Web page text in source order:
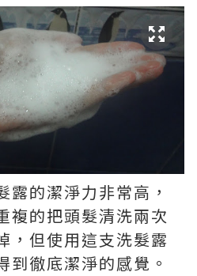
露的潔淨力非常高，
複的把頭髮清洗兩次
，但使用這支洗髮露
到徹底潔淨的感覺。